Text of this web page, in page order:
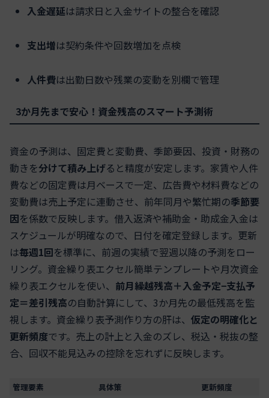
入金遅延は請求日と入金サイトの整合を確認
支出増は契約条件や回数増加を点検
人件費は出勤日数や残業の変動を別欄で管理
3か月先まで安心！資金残高のスマート予測術
資金の予測は、固定費と変動費、季節要因、投資・財務の
動きを分けて積み上げると精度が安定します。家賃や人件
費などの固定費は月ベースで一定、広告費や材料費などの
変動費は売上予定に連動させ、前年同月や繁忙期の季節要
因を係数で反映します。借入返済や補助金・助成金入金は
スケジュールが明確なので、日付を確定登録します。更新
は毎週1回を標準に、前週の実績で翌週以降の予測をロー
リング。資金繰り表エクセル簡単テンプレートや月次資金
繰り表エクセルを使い、 前月繰越残高＋入金予定−支払予
定＝差引残高の自動計算にして、3か月先の最低残高を監
視します。資金繰り表予測作り方の肝は、 仮定の明確化と
更新頻度です。売上の計上と入金のズレ、税込・税抜の整
合、回収不能見込みの控除を忘れずに反映します。
管理要素 具体策
更新頻度